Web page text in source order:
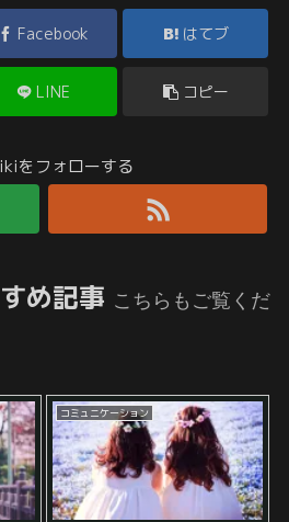
Facebook はてブ
LINE コピー
をフォローする
め記事 こちらもご覧くだ
コミュニケーション